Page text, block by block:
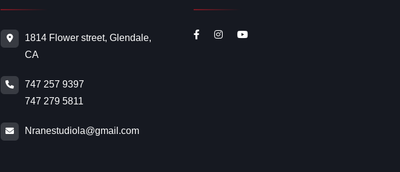
1814 Flower street, Glendale,
CA
747 257 9397
747 279 5811
Nranestudiola@gmail.com